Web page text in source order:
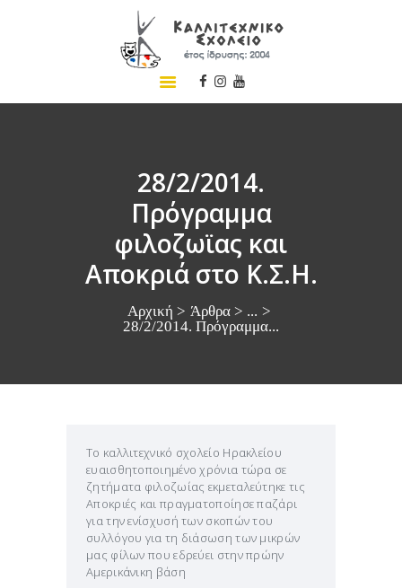
28/2/2014.
Πρόγραμμα
φιλοζωϊας και
Αποκριά στο Κ.Σ.Η.
Αρχική Άρθρα
...
28/2/2014. Πρόγραμμα...
ΣΥΝΕΔΡΙΑ
ΠΡΟΓΡΑΜΜΑΤΑ
ΔΡΑΣΕΙΣ
ΜΕΤΑΚΙΝΗΣΕΙΣ
ΕΠΙΚΟΙΝΩΝΙΑ
Το καλλιτεχνικό σχολείο Ηρακλείου
ευαισθητοποιημένο χρόνια τώρα σε
ζητήματα φιλοζωίας εκμεταλεύτηκε τις
Αποκριές και πραγματοποίησε παζάρι
για την ενίσχυσή των σκοπών του
συλλόγου για τη διάσωση των μικρών
μας φίλων που εδρεύει στην πρώην
Αμερικάνικη βάση